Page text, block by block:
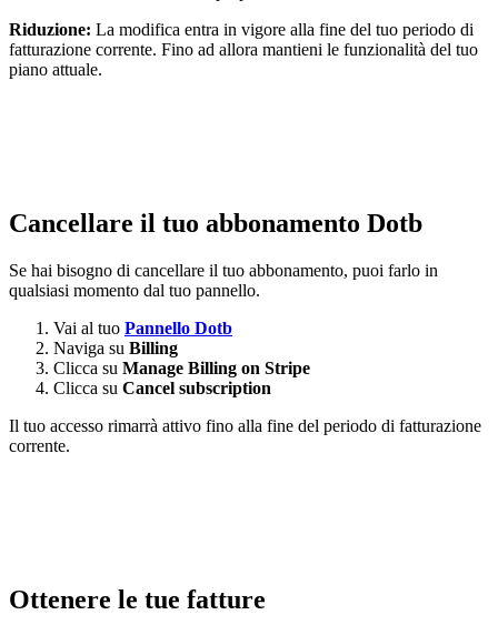
Riduzione: La modifica entra in vigore alla fine del tuo periodo di
fatturazione corrente. Fino ad allora mantieni le funzionalità del tuo
piano attuale.
Cancellare il tuo abbonamento Dotb
Se hai bisogno di cancellare il tuo abbonamento, puoi farlo in
qualsiasi momento dal tuo pannello.
Vai al tuo Pannello Dotb
Naviga su Billing
Clicca su Manage Billing on Stripe
Clicca su Cancel subscription
Il tuo accesso rimarrà attivo fino alla fine del periodo di fatturazione
corrente.
Ottenere le tue fatture